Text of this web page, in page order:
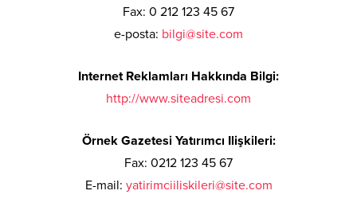
Fax: 0 212 123 45 67
e-posta: bilgi@site.com
Internet Reklamları Hakkında Bilgi:
http://www.siteadresi.com
Örnek Gazetesi Yatırımcı Ilişkileri:
Fax: 0212 123 45 67
E-mail: yatirimciiliskileri@site.com